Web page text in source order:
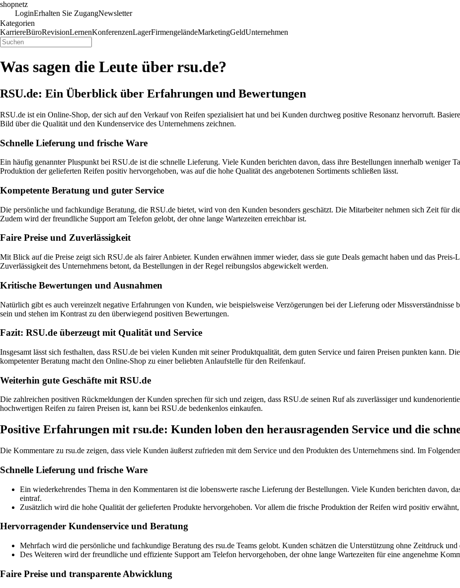
shopnetz
LoginErhalten Sie ZugangNewsletter
Kategorien
KarriereBüroRevisionLernenKonferenzenLagerFirmengeländeMarketingGeldUnternehmen
Was sagen die Leute über rsu.de?
RSU.de: Ein Überblick über Erfahrungen und Bewertungen
RSU.de ist ein Online-Shop, der sich auf den Verkauf von Reifen spezialisiert hat und bei Kunden durchweg positive Resonanz hervorruft.
Bild über die Qualität und den Kundenservice des Unternehmens zeichnen.
Schnelle Lieferung und frische Ware
Ein häufig genannter Pluspunkt bei RSU.de ist die schnelle Lieferung. Viele Kunden berichten davon, dass ihre Bestellungen innerhalb weniger
Produktion der gelieferten Reifen positiv hervorgehoben, was auf die hohe Qualität des angebotenen Sortiments schließen lässt.
Kompetente Beratung und guter Service
Die persönliche und fachkundige Beratung, die RSU.de bietet, wird von den Kunden besonders geschätzt. Die Mitarbeiter nehmen sich Zeit für
Zudem wird der freundliche Support am Telefon gelobt, der ohne lange Wartezeiten erreichbar ist.
Faire Preise und Zuverlässigkeit
Mit Blick auf die Preise zeigt sich RSU.de als fairer Anbieter. Kunden erwähnen immer wieder, dass sie gute Deals gemacht haben und das
Zuverlässigkeit des Unternehmens betont, da Bestellungen in der Regel reibungslos abgewickelt werden.
Kritische Bewertungen und Ausnahmen
Natürlich gibt es auch vereinzelt negative Erfahrungen von Kunden, wie beispielsweise Verzögerungen bei der Lieferung oder Missverständnisse
sein und stehen im Kontrast zu den überwiegend positiven Bewertungen.
Fazit: RSU.de überzeugt mit Qualität und Service
Insgesamt lässt sich festhalten, dass RSU.de bei vielen Kunden mit seiner Produktqualität, dem guten Service und fairen Preisen punkten kann.
kompetenter Beratung macht den Online-Shop zu einer beliebten Anlaufstelle für den Reifenkauf.
Weiterhin gute Geschäfte mit RSU.de
Die zahlreichen positiven Rückmeldungen der Kunden sprechen für sich und zeigen, dass RSU.de seinen Ruf als zuverlässiger und
hochwertigen Reifen zu fairen Preisen ist, kann bei RSU.de bedenkenlos einkaufen.
Positive Erfahrungen mit rsu.de: Kunden loben den herausragenden Service und die
Die Kommentare zu rsu.de zeigen, dass viele Kunden äußerst zufrieden mit dem Service und den Produkten des Unternehmens sind. Im
Schnelle Lieferung und frische Ware
Ein wiederkehrendes Thema in den Kommentaren ist die lobenswerte rasche Lieferung der Bestellungen. Viele Kunden berichten davon,
eintraf.
Zusätzlich wird die hohe Qualität der gelieferten Produkte hervorgehoben. Vor allem die frische Produktion der Reifen wird positiv
Hervorragender Kundenservice und Beratung
Mehrfach wird die persönliche und fachkundige Beratung des rsu.de Teams gelobt. Kunden schätzen die Unterstützung ohne Zeitdruck
Des Weiteren wird der freundliche und effiziente Support am Telefon hervorgehoben, der ohne lange Wartezeiten für eine angenehme
Faire Preise und transparente Abwicklung